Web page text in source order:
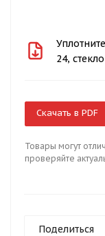
24,
Скачать в PDF
Товары могут
проверяйте
Поделиться